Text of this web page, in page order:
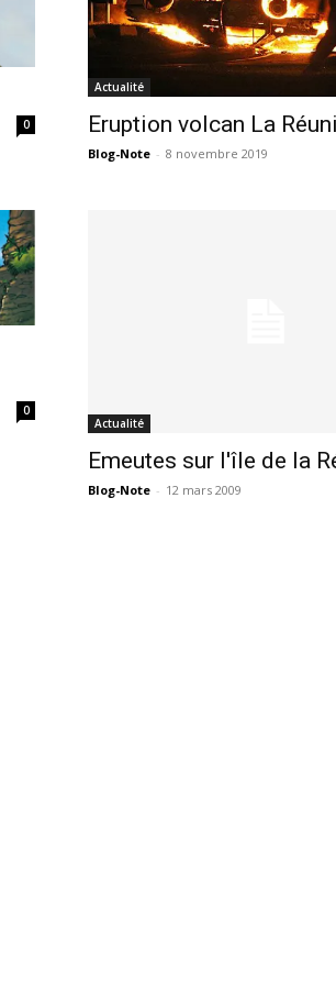
0
Actualité
Eruption volcan La
Blog-Note - 8 novembre 2019
0
Actualité
Emeutes sur l'île de la
Blog-Note - 12 mars 2009